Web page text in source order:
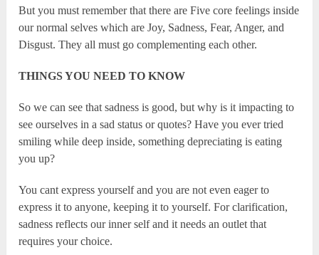
But you must remember that there are Five core feelings inside
our normal selves which are Joy, Sadness, Fear, Anger, and
Disgust. They all must go complementing each other.
THINGS YOU NEED TO KNOW
So we can see that sadness is good, but why is it impacting to
see ourselves in a sad status or quotes? Have you ever tried
smiling while deep inside, something depreciating is eating
you up?
You cant express yourself and you are not even eager to
express it to anyone, keeping it to yourself. For clarification,
sadness reflects our inner self and it needs an outlet that
requires your choice.